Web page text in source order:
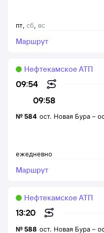
пт, сб, вс
Маршрут
09:54
09:58
Нефтекамское АТП
ежедневно
№ 584 ост. Новая Бура –
Маршрут
13:20
Нефтекамское АТП
№ 588 ост. Новая Бура –